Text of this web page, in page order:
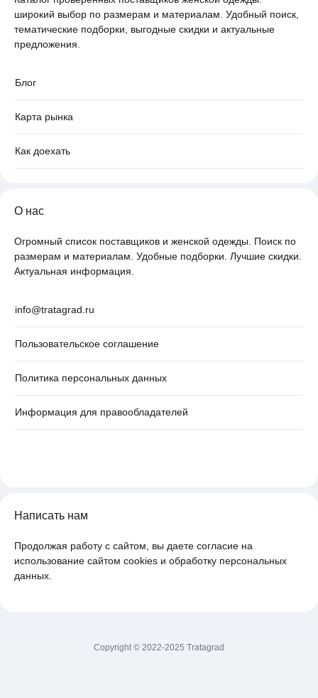
широкий выбор по размерам и материалам. Удобный поиск,
тематические подборки, выгодные скидки и актуальные
предложения.
Блог
Карта рынка
Как доехать
О нас
Огромный список поставщиков и женской одежды. Поиск по
размерам и материалам. Удобные подборки. Лучшие скидки.
Актуальная информация.
info@tratagrad.ru
Пользовательское соглашение
Политика персональных данных
Информация для правообладателей
Написать нам
Продолжая работу с сайтом, вы даете согласие на
использование сайтом cookies и обработку персональных
данных.
Copyright © 2022-2025 Tratagrad